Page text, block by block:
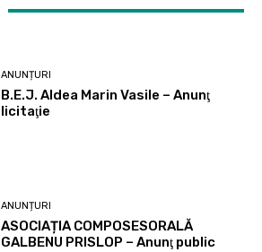
ANUNȚURI
B.E.J. Aldea Marin Vasile – Anunţ
licitaţie
ANUNȚURI
ASOCIAȚIA COMPOSESORALĂ
GALBENU PRISLOP – Anunţ public